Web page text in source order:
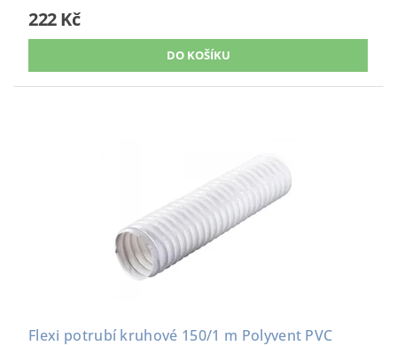
222 Kč
Flexi potrubí kruhové 150/1 m Polyvent PVC